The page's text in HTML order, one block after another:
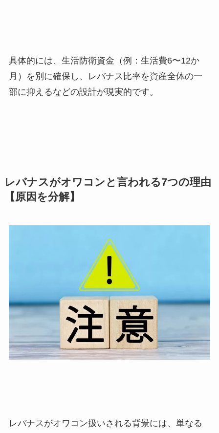
具体的には、生活防衛資金（例：生活費6〜12か
月）を別に確保し、レバナス比率を資産全体の一
部に抑えるなどの設計が現実的です。
レバナスがオワコンと言われる7つの理由
【原因を分解】
レバナスがオワコン扱いされる背景には、単なる